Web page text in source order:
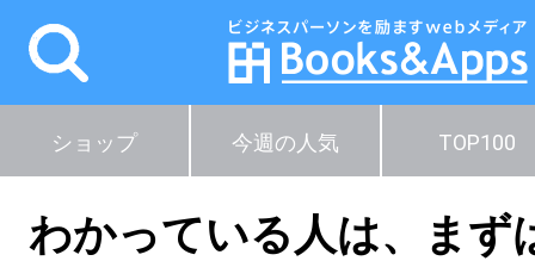
ショップ 今週の人気 TOP100
わかっている人は、まず